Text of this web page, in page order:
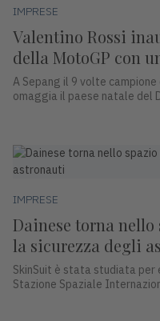
IMPRESE
Valentino Rossi
della MotoGP con
A Sepang il 9 volte
omaggia il paese natale del
IMPRESE
Dainese torna
la sicurezza degli
SkinSuit è stata studiata
Stazione Spaziale